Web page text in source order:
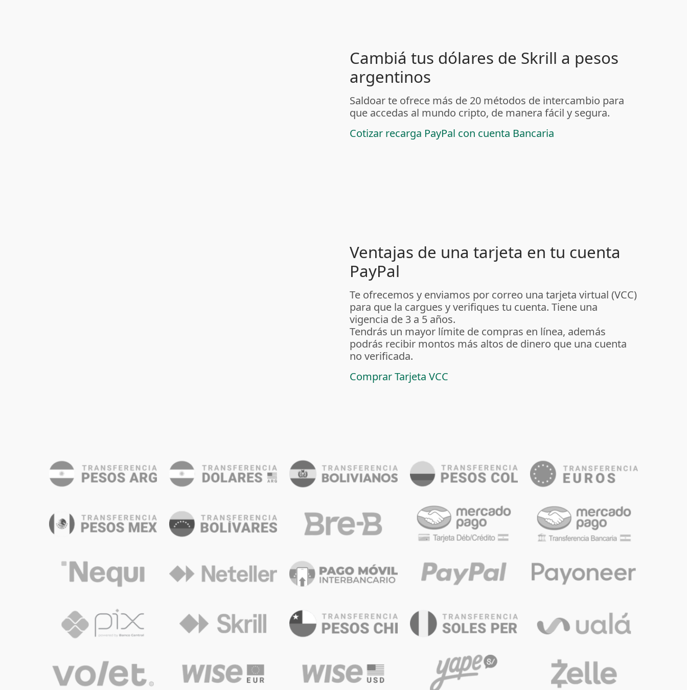
Cambiá tus dólares de Skrill a pesos
argentinos
Saldoar te ofrece más de 20 métodos de intercambio para
que accedas al mundo cripto, de manera fácil y segura.
Cotizar recarga PayPal con cuenta Bancaria
Ventajas de una tarjeta en tu cuenta
PayPal
Te ofrecemos y enviamos por correo una tarjeta virtual (VCC)
para que la cargues y verifiques tu cuenta. Tiene una
vigencia de 3 a 5 años.
Tendrás un mayor límite de compras en línea, además
podrás recibir montos más altos de dinero que una cuenta
no verificada.
Comprar Tarjeta VCC